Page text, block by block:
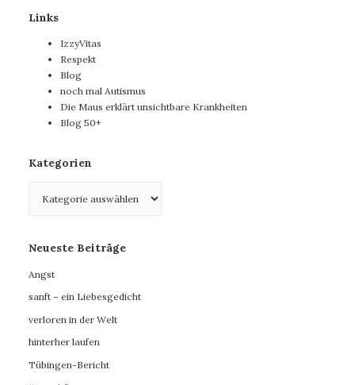
Links
IzzyVitas
Respekt
Blog
noch mal Autismus
Die Maus erklärt unsichtbare Krankheiten
Blog 50+
Kategorien
Neueste Beiträge
Angst
sanft – ein Liebesgedicht
verloren in der Welt
hinterher laufen
Tübingen-Bericht